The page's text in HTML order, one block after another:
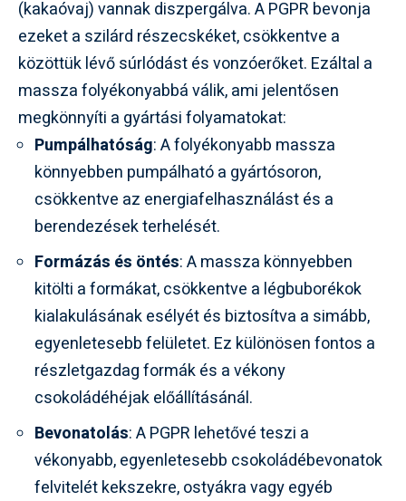
(kakaóvaj) vannak diszpergálva. A PGPR bevonja
ezeket a szilárd részecskéket, csökkentve a
közöttük lévő súrlódást és vonzóerőket. Ezáltal a
massza folyékonyabbá válik, ami jelentősen
megkönnyíti a gyártási folyamatokat:
Pumpálhatóság: A folyékonyabb massza
könnyebben pumpálható a gyártósoron,
csökkentve az energiafelhasználást és a
berendezések terhelését.
Formázás és öntés: A massza könnyebben
kitölti a formákat, csökkentve a légbuborékok
kialakulásának esélyét és biztosítva a simább,
egyenletesebb felületet. Ez különösen fontos a
részletgazdag formák és a vékony
csokoládéhéjak előállításánál.
Bevonatolás: A PGPR lehetővé teszi a
vékonyabb, egyenletesebb csokoládébevonatok
felvitelét kekszekre, ostyákra vagy egyéb